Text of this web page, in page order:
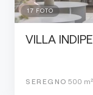
17 FOTO
VILLA
SEREGNO 500 m²